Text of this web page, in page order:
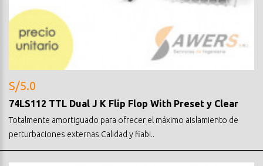
S/5.0
74LS112 TTL Dual J K Flip Flop With Preset y Clear
Totalmente amortiguado para ofrecer el máximo aislamiento de
perturbaciones externas Calidad y fiabi..